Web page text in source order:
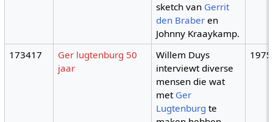
sketch van Gerrit
den Braber en
Johnny Kraaykamp.
173417
Ger lugtenburg 50
jaar
Willem Duys
interviewt diverse
mensen die wat
met Ger
Lugtenburg te
1975